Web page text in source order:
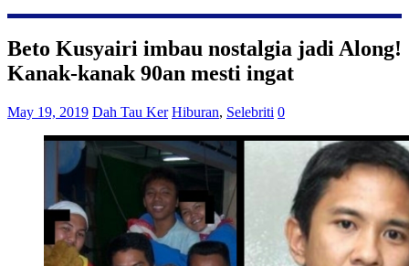
Beto Kusyairi imbau nostalgia jadi Along!
Kanak-kanak 90an mesti ingat
May 19, 2019 Dah Tau Ker Hiburan, Selebriti 0